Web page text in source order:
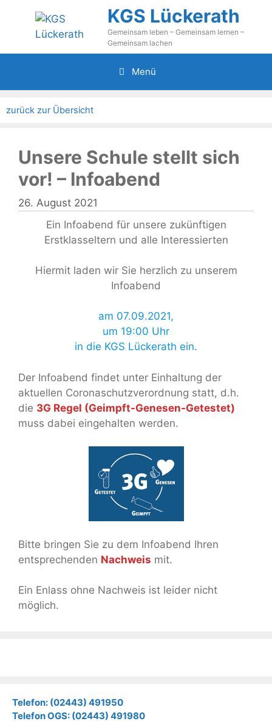
springen
KGS Lückerath
Gemeinsam leben – Gemeinsam lernen –
Gemeinsam lachen
Menü
zurück zur Übersicht
Unsere Schule stellt sich
vor! – Infoabend
26. August 2021
Ein Infoabend für unsere zukünftigen
Erstklasseltern und alle Interessierten
Hiermit laden wir Sie herzlich zu unserem
Infoabend
am 07.09.2021,
um 19:00 Uhr
in die KGS Lückerath ein.
Der Infoabend findet unter Einhaltung der
aktuellen Coronaschutzverordnung statt, d.h.
die 3G Regel (Geimpft-Genesen-Getestet)
muss dabei eingehalten werden.
Bitte bringen Sie zu dem Infoabend Ihren
entsprechenden Nachweis mit.
Ein Enlass ohne Nachweis ist leider nicht
möglich.
Telefon: (02443) 491950
Telefon OGS: (02443) 491980